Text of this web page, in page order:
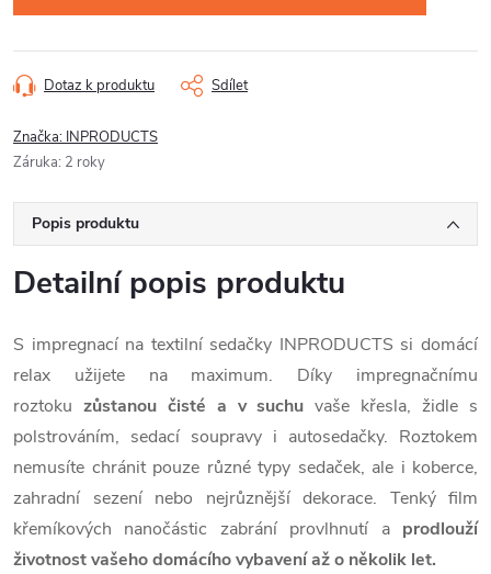
Dotaz k produktu Sdílet
Značka: INPRODUCTS
Záruka: 2 roky
Popis produktu
Detailní popis produktu
S impregnací na textilní sedačky INPRODUCTS si domácí
relax užijete na maximum. Díky impregnačnímu
roztoku zůstanou čisté a v suchu vaše křesla, židle s
polstrováním, sedací soupravy i autosedačky. Roztokem
nemusíte chránit pouze různé typy sedaček, ale i koberce,
zahradní sezení nebo nejrůznější dekorace. Tenký film
křemíkových nanočástic zabrání provlhnutí a prodlouží
životnost vašeho domácího vybavení až o několik let.